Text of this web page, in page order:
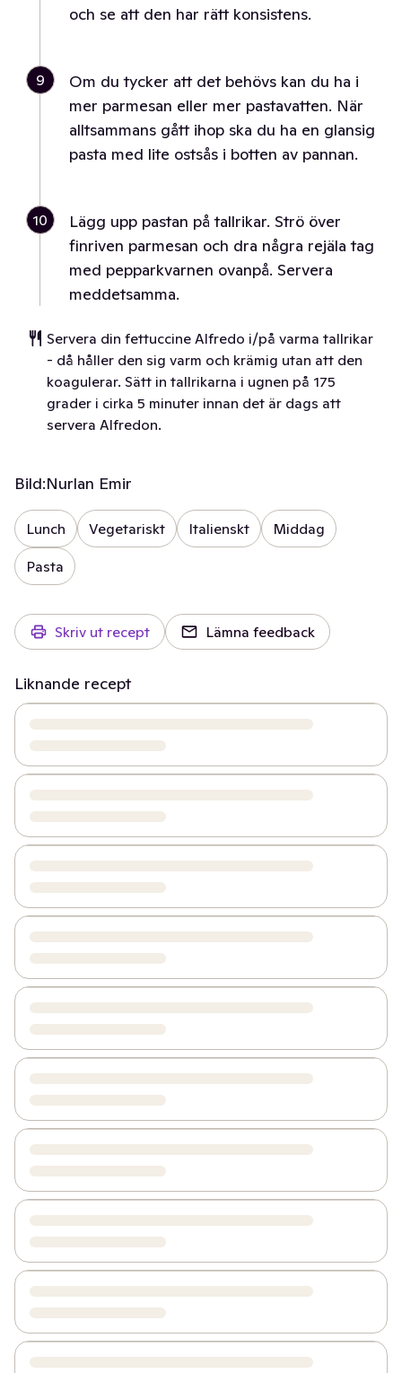
och se att den har rätt konsistens.
9
Om du tycker att det behövs kan du ha i
mer parmesan eller mer pastavatten. När
alltsammans gått ihop ska du ha en glansig
pasta med lite ostsås i botten av pannan.
10
Lägg upp pastan på tallrikar. Strö över
finriven parmesan och dra några rejäla tag
med pepparkvarnen ovanpå. Servera
meddetsamma.
Servera din fettuccine Alfredo i/på varma tallrikar
- då håller den sig varm och krämig utan att den
koagulerar. Sätt in tallrikarna i ugnen på 175
grader i cirka 5 minuter innan det är dags att
servera Alfredon.
Bild:Nurlan Emir
Lunch Vegetariskt Italienskt Middag
Pasta
Skriv ut recept Lämna feedback
Liknande recept